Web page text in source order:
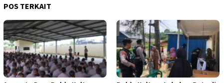
POS TERKAIT